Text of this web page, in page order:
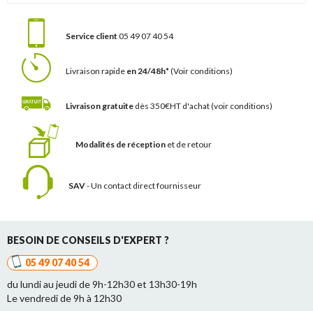
Service client 05 49 07 40 54
Livraison rapide en 24/48h*(Voir conditions)
Livraison gratuite dès 350€HT d'achat(voir conditions)
Modalités de réception et de retour
SAV- Un contact direct fournisseur
BESOIN DE CONSEILS D'EXPERT ?
05 49 07 40 54
du lundi au jeudi de 9h-12h30 et 13h30-19h
Le vendredi de 9h à 12h30